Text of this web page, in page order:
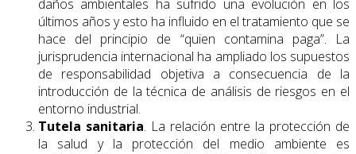
daños ambientales ha sufrido una evolución en los
últimos años y esto ha influido en el tratamiento que se
hace del principio de “quien contamina paga”. La
jurisprudencia internacional ha ampliado los supuestos
de responsabilidad objetiva a consecuencia de la
introducción de la técnica de análisis de riesgos en el
entorno industrial.
Tutela sanitaria. La relación entre la protección de
la salud y la protección del medio ambiente es